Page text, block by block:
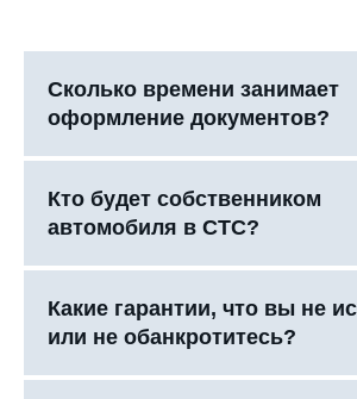
Сколько времени занимает
оформление документов?
Кто будет собственником
автомобиля в СТС?
Какие гарантии, что вы не
или не обанкротитесь?